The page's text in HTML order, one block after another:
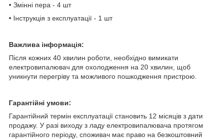
• Змінні пера - 4 шт
• Інструкція з експлуатації - 1 шт
Важлива інформація:
Після кожних 40 хвилин роботи, необхідно вимикати
електровипалювач для охолодження на 20 хвилин, щоб
уникнути перегріву та можливого пошкодження пристрою.
Гарантійні умови:
Гарантійний термін експлуатації становить 12 місяців з дати
продажу. У разі виходу з ладу електровипалювача протягом
гарантійного періоду, споживач має право на безкоштовний